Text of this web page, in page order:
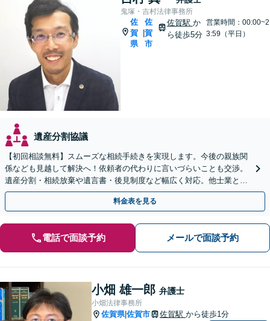
鬼塚・吉村法律事務所
佐
賀
県
|
佐
賀
市
佐賀駅 か
ら徒歩5分
営業時間：00:00~2
3:59（平日）
遺産分割協議
【初回相談無料】スムーズな相続手続きを実現します。今後の親族関
係なども見越して解決へ！依頼者の代わりに言いづらいことも交渉。
遺産分割・相続放棄や遺言書・後見制度など幅広く対応。他士業との
連携も可【夜間休日相談可】【法テラス可】
料金表を見る
電話で面談予約 メールで面談予約
小畑 雄一郎 弁護士
小畑法律事務所
佐賀県|佐賀市 佐賀駅 から徒歩1分